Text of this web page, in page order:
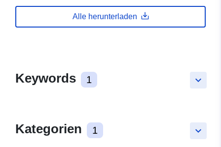
Alle herunterladen
keyboard_arrow_down
Keywords 1
keyboard_arrow_down
Kategorien 1